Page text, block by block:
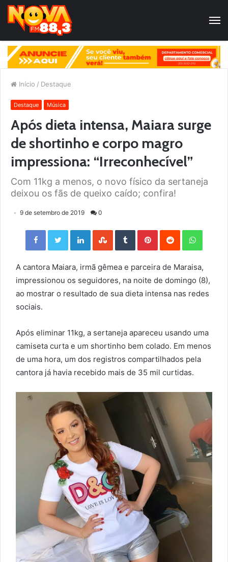
Início / Destaque
Destaque Música
Após dieta intensa, Maiara surge
de shortinho e corpo magro
impressiona: “Irreconhecível”
Com 11kg a menos, o novo físico da sertaneja
deixou os fãs de queixo caído; confira!
9 de setembro de 2019 0
Facebook Twitter LinkedIn StumbleUpon Tumblr Pinterest Reddit
A cantora Maiara, irmã gêmea e parceira de Maraisa,
impressionou os seguidores, na noite de domingo (8),
ao mostrar o resultado de sua dieta intensa nas redes
sociais.
Após eliminar 11kg, a sertaneja apareceu usando uma
camiseta curta e um shortinho bem colado. Em menos
de uma hora, um dos registros compartilhados pela
cantora já havia recebido mais de 35 mil curtidas.